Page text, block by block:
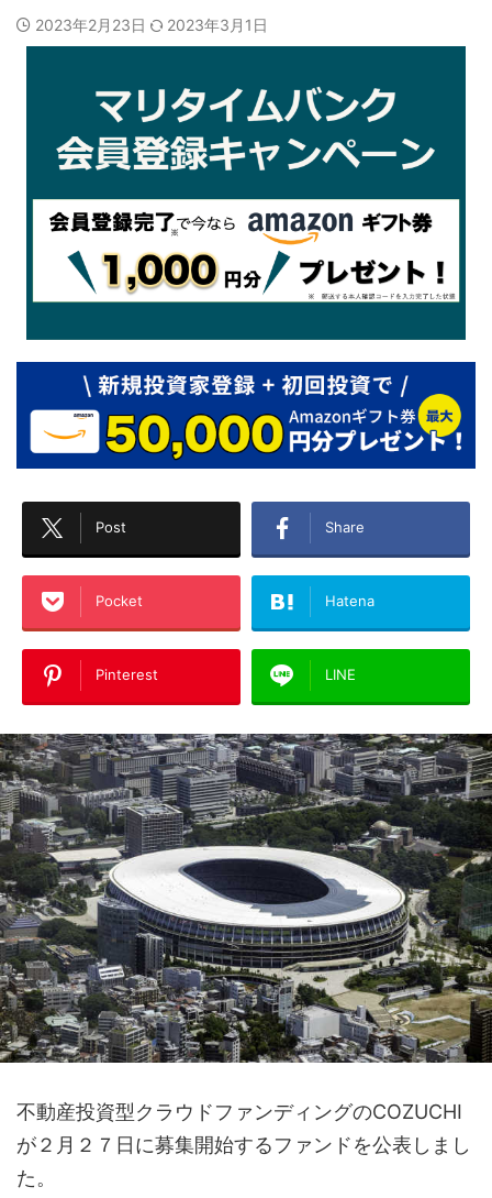
2023年2月23日 2023年3月1日
Post Share
Pocket Hatena
Pinterest LINE
不動産投資型クラウドファンディングのCOZUCHI
が２月２７日に募集開始するファンドを公表しまし
た。